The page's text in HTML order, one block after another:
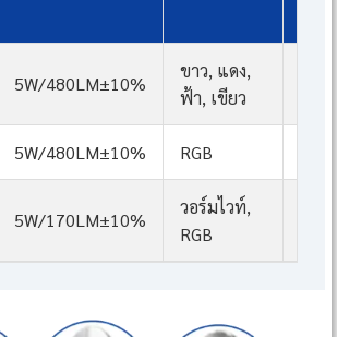
5W/480LM±10%
ขาว, แดง,
ฟ้า, เขียว
5W/480LM±10% RGB
5W/170LM±10%
วอร์มไวท์,
RGB